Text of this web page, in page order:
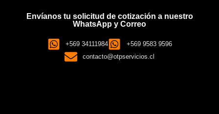
Envíanos tu solicitud de cotización a nuestro
WhatsApp y Correo
+569 34111984
+569 9583 9596
contacto@otpservicios.cl